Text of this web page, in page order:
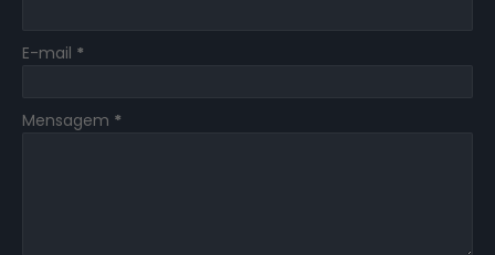
E-mail *
Mensagem *